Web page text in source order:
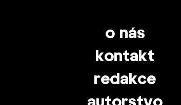
o nás
kontakt
redakce